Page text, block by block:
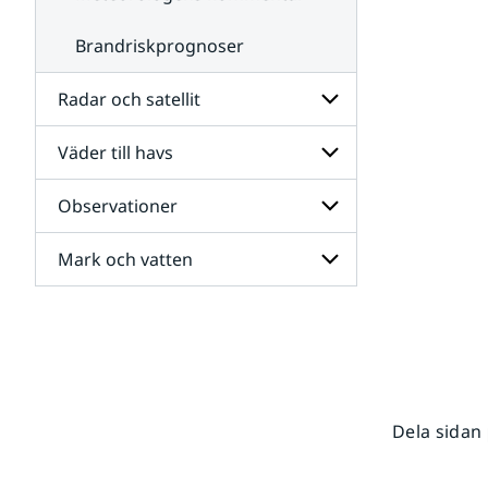
Brandriskprognoser
Radar och satellit
Undersidor
för
Radar
och
satellit
Väder till havs
Undersidor
för
Väder
till
havs
Observationer
Undersidor
för
Mark och vatten
Dela sidan